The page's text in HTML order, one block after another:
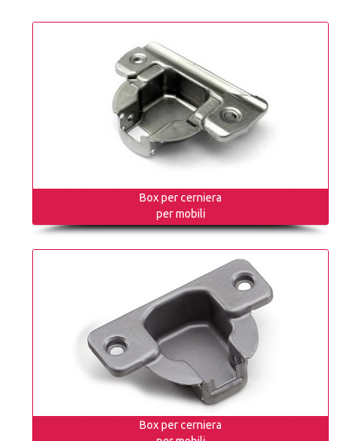
Box per cerniera
per mobili
Box per cerniera